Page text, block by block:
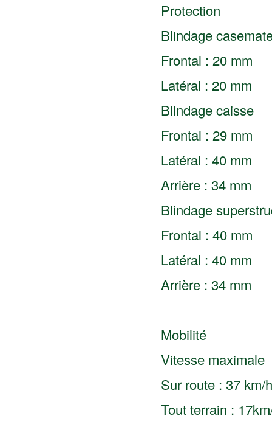
Protection
Blindage
Frontal : 20 mm
Latéral : 20 mm
Blindage caisse
Frontal : 29 mm
Latéral : 40 mm
Arrière : 34 mm
Blindage
Frontal : 40 mm
Latéral : 40 mm
Arrière : 34 mm
Mobilité
Vitesse maximale
Sur route : 37 km/h
Tout terrain :